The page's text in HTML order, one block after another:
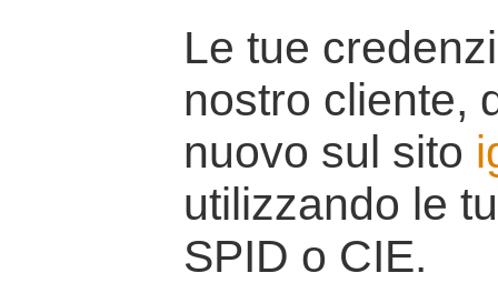
Le tue
nostro cliente,
nuovo sul sito
utilizzando le
SPID o CIE.